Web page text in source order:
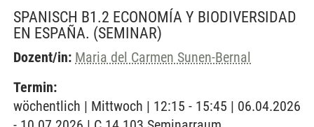
SPANISCH B1.2 ECONOMÍA Y BIODIVERSIDAD
EN ESPAÑA. (SEMINAR)
Dozent/in: Maria del Carmen Sunen-Bernal
Termin:
wöchentlich | Mittwoch | 12:15 - 15:45 | 06.04.2026